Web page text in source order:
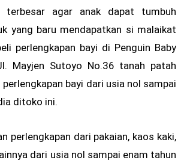
terbesar agar anak dapat tumbuh
yang baru mendapatkan si malaikat
perlengkapan bayi di Penguin Baby
Mayjen Sutoyo No.36 tanah patah
bayi dari usia nol sampai
ditoko ini.
perlengkapan dari pakaian, kaos kaki,
dari usia nol sampai enam tahun